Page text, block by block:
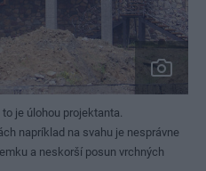
je úlohou projektanta.
napríklad na svahu je nesprávne
a neskorší posun vrchných